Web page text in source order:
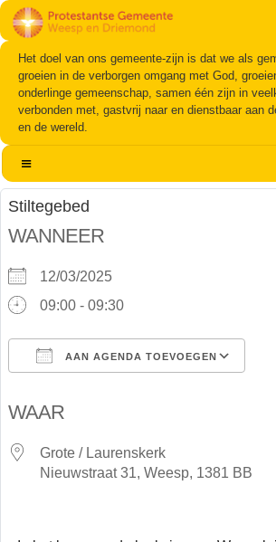
Het doel van ons gemeente-zijn is dat we als
groeien in de verborgen omgang met God,
onderlinge gemeenschap, samen één zijn in
verbonden met, gastvrij naar en dienstbaar aan
en de wereld.
Stiltegebed
WANNEER
12/03/2025
09:00 - 09:30
AAN AGENDA TOEVOEGEN
WAAR
Grote / Laurenskerk
Nieuwstraat 31, Weesp, 1381 BB